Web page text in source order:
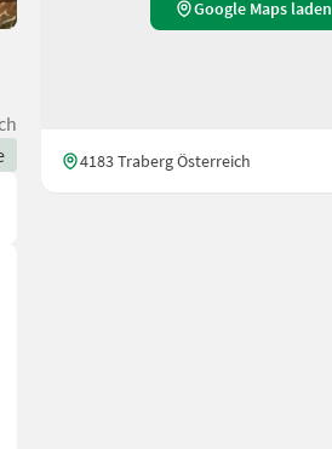
Google Maps laden
4183 Traberg Österreich